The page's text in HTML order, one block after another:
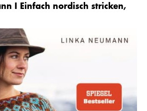
I Einfach nordisch stricken,